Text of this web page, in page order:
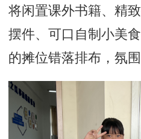
将闲置课外书籍、精
摆件、可口自制小美
的摊位错落排布，氛围